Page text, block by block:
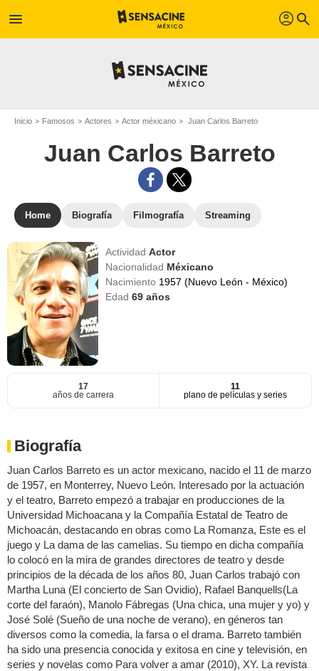
menu profil search
Inicio Famosos Actores Actor méxicano Juan Carlos Barreto
Juan Carlos Barreto
Home Biografía Filmografía Streaming
ActividadActor
Nacionalidad Méxicano
Nacimiento 1957 (Nuevo León - México)
Edad69 años
17
años de carrera
11
plano de películas y series
Biografía
Juan Carlos Barreto es un actor mexicano, nacido el 11 de marzo
de 1957, en Monterrey, Nuevo León. Interesado por la actuación
y el teatro, Barreto empezó a trabajar en producciones de la
Universidad Michoacana y la Compañía Estatal de Teatro de
Michoacán, destacando en obras como La Romanza, Este es el
juego y La dama de las camelias. Su tiempo en dicha compañía
lo colocó en la mira de grandes directores de teatro y desde
principios de la década de los años 80, Juan Carlos trabajó con
Martha Luna (El concierto de San Ovidio), Rafael Banquells(La
corte del faraón), Manolo Fábregas (Una chica, una mujer y yo) y
José Solé (Sueño de una noche de verano), en géneros tan
diversos como la comedia, la farsa o el drama. Barreto también
ha sido una presencia conocida y exitosa en cine y televisión, en
series y novelas como Para volver a amar (2010), XY. La revista